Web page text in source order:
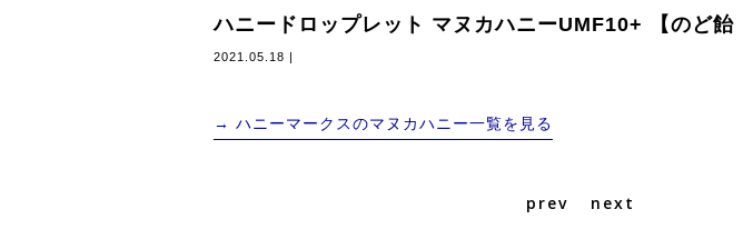
ハニードロップレット マヌカハニーUMF10+ 【のど飴
2021.05.18 |
→ ハニーマークスのマヌカハニー一覧を見る
prev next